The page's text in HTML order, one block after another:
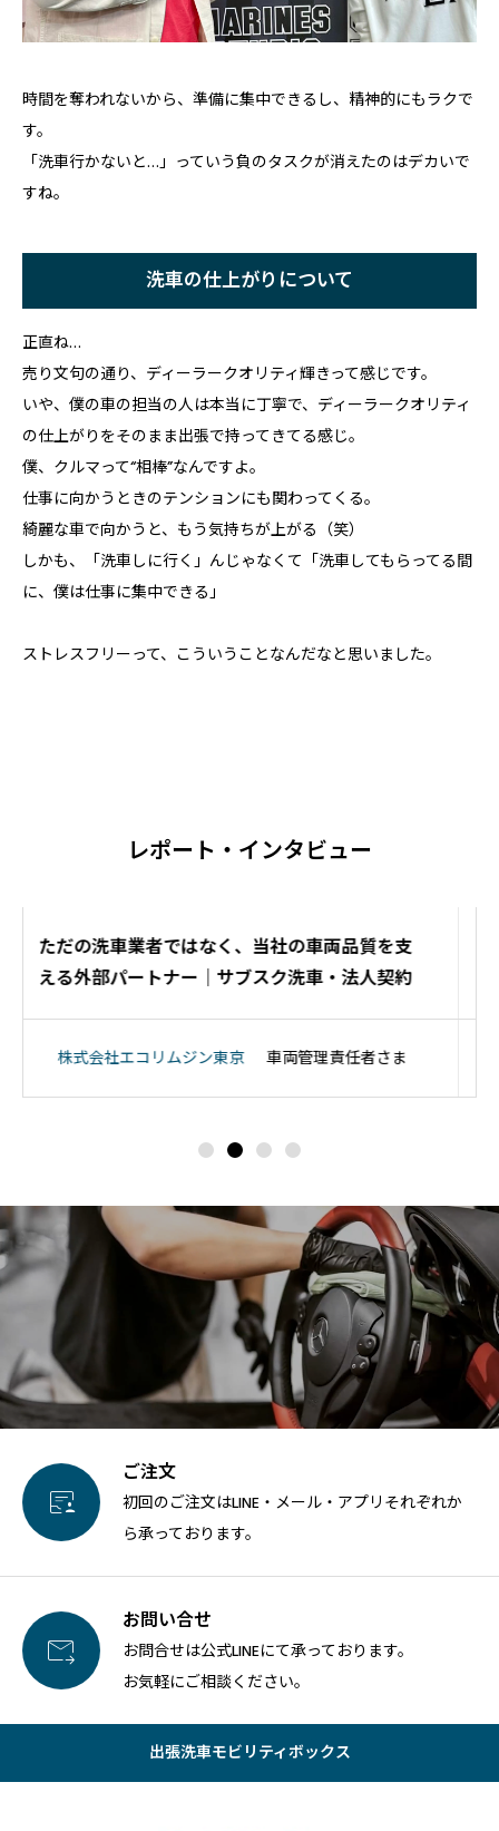
時間を奪われないから、準備に集中できるし、精神的にもラクで
す。
「洗車行かないと…」っていう負のタスクが消えたのはデカいで
すね。
洗車の仕上がりについて
正直ね…
売り文句の通り、ディーラークオリティ輝きって感じです。
いや、僕の車の担当の人は本当に丁寧で、ディーラークオリティ
の仕上がりをそのまま出張で持ってきてる感じ。
僕、クルマって“相棒”なんですよ。
仕事に向かうときのテンションにも関わってくる。
綺麗な車で向かうと、もう気持ちが上がる（笑）
しかも、「洗車しに行く」んじゃなくて「洗車してもらってる間
に、僕は仕事に集中できる」
ストレスフリーって、こういうことなんだなと思いました。
レポート・インタビュー
体験レポート動画｜品川CC・松浦拓弥選手
サッカー選手 松浦拓弥様

ご注文
初回のご注文はLINE・メール・アプリそれぞれか
ら承っております。

お問い合せ
お問合せは公式LINEにて承っております。
お気軽にご相談ください。
出張洗車モビリティボックス